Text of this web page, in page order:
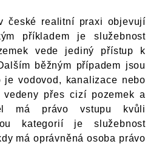
české realitní praxi objevují
příkladem je služebnost
vede jediný přístup k
běžným případem jsou
je vodovod, kanalizace nebo
přes cizí pozemek a
má právo vstupu kvůli
kategorií je služebnost
má oprávněná osoba právo